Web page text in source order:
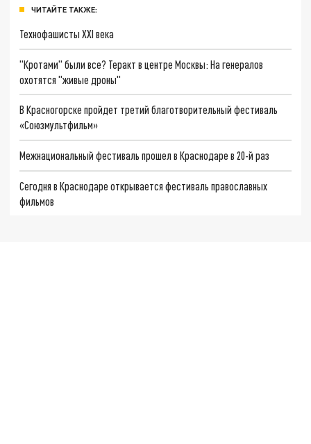
ЧИТАЙТЕ ТАКЖЕ:
Технофашисты XXI века
"Кротами" были все? Теракт в центре Москвы: На генералов
охотятся "живые дроны"
В Красногорске пройдет третий благотворительный фестиваль
«Союзмультфильм»
Межнациональный фестиваль прошел в Краснодаре в 20-й раз
Сегодня в Краснодаре открывается фестиваль православных
фильмов